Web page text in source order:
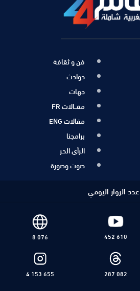
فن و ثقافة
حوادث
جهات
مقــالات FR
مقالات ENG
برامجنا
الرأي الحر
صوت وصورة
عدد الزوار اليومي
452 610
8 076
287 082
4 153 655